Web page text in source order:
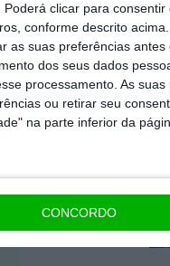
clicar para consentir
conforme descrito
as suas preferências antes
dos seus dados
processamento. As suas
ou retirar seu
na parte inferior da
CONCORDO
Copiar